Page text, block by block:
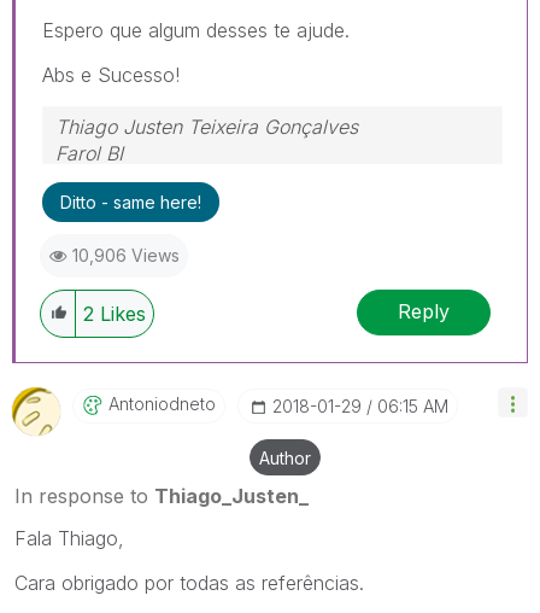
Espero que algum desses te ajude.
Abs e Sucesso!
Thiago Justen Teixeira Gonçalves
Farol BI
WhatsApp: 24 98152-1675
Skype: justen.thiago
Ditto - same here!
10,906 Views
2 Likes Reply
Antoniodneto ‎2018-01-29 06:15 AM
Author
In response to Thiago_Justen_
Fala Thiago,
Cara obrigado por todas as referências.